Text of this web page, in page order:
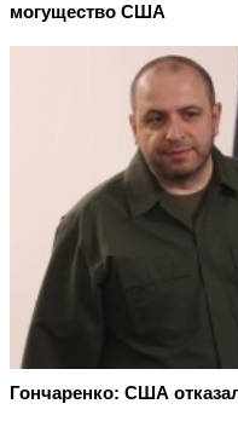
могущество США
Гончаренко: США